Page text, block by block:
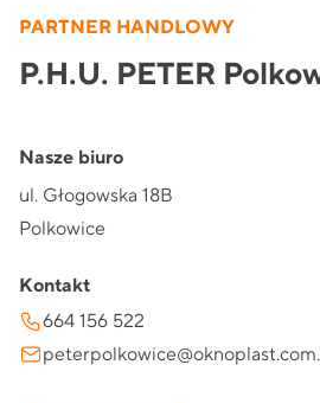
PARTNER HANDLOWY
P.H.U. PETER
Nasze biuro
ul. Głogowska 18B
Polkowice
Kontakt
664 156 522